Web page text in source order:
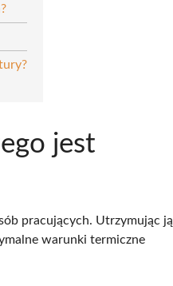
jest
pracujących. Utrzymując ją
warunki termiczne